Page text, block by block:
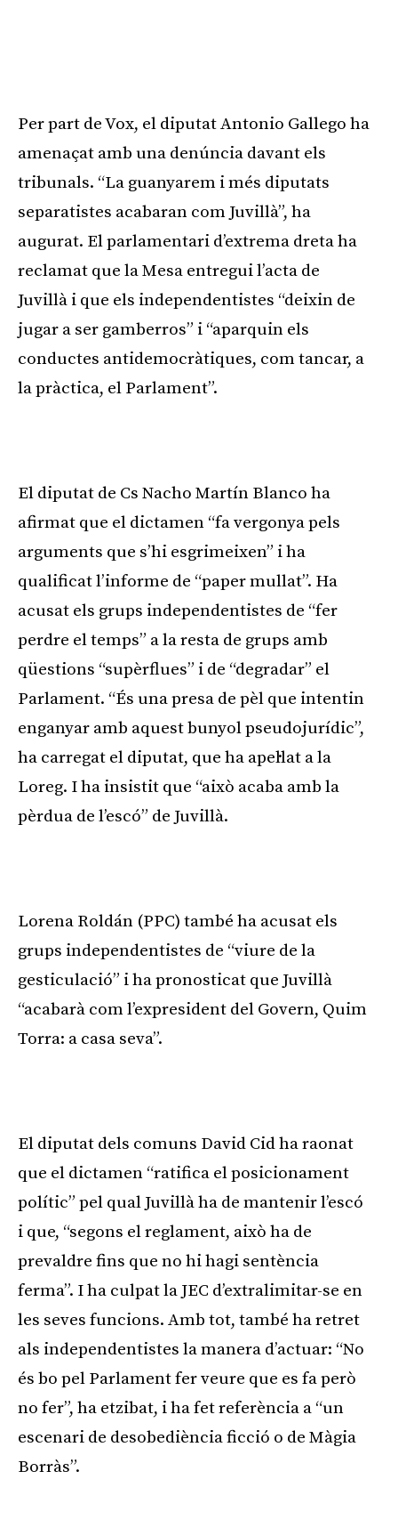
Per part de Vox, el diputat Antonio Gallego ha
amenaçat amb una denúncia davant els
tribunals. “La guanyarem i més diputats
separatistes acabaran com Juvillà”, ha
augurat. El parlamentari d’extrema dreta ha
reclamat que la Mesa entregui l’acta de
Juvillà i que els independentistes “deixin de
jugar a ser gamberros” i “aparquin els
conductes antidemocràtiques, com tancar, a
la pràctica, el Parlament”.
El diputat de Cs Nacho Martín Blanco ha
afirmat que el dictamen “fa vergonya pels
arguments que s’hi esgrimeixen” i ha
qualificat l’informe de “paper mullat”. Ha
acusat els grups independentistes de “fer
perdre el temps” a la resta de grups amb
qüestions “supèrflues” i de “degradar” el
Parlament. “És una presa de pèl que intentin
enganyar amb aquest bunyol pseudojurídic”,
ha carregat el diputat, que ha apel·lat a la
Loreg. I ha insistit que “això acaba amb la
pèrdua de l’escó” de Juvillà.
Lorena Roldán (PPC) també ha acusat els
grups independentistes de “viure de la
gesticulació” i ha pronosticat que Juvillà
“acabarà com l’expresident del Govern, Quim
Torra: a casa seva”.
El diputat dels comuns David Cid ha raonat
que el dictamen “ratifica el posicionament
polític” pel qual Juvillà ha de mantenir l’escó
i que, “segons el reglament, això ha de
prevaldre fins que no hi hagi sentència
ferma”. I ha culpat la JEC d’extralimitar-se en
les seves funcions. Amb tot, també ha retret
als independentistes la manera d’actuar: “No
és bo pel Parlament fer veure que es fa però
no fer”, ha etzibat, i ha fet referència a “un
escenari de desobediència ficció o de Màgia
Borràs”.